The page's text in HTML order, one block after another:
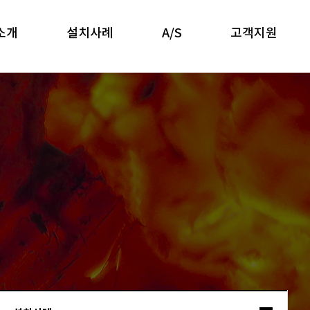
개 설치사례 A/S 고객지원